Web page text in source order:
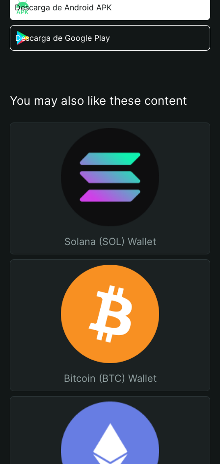
Descarga de Android APK
Descarga de Google Play
You may also like these content
Solana (SOL) Wallet
Bitcoin (BTC) Wallet